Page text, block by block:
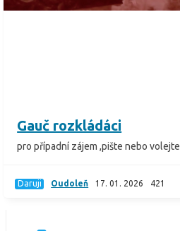
Gauč rozkládáci
pro případní zájem ,pište nebo volejte
Daruji Oudoleň 17. 01. 2026 421